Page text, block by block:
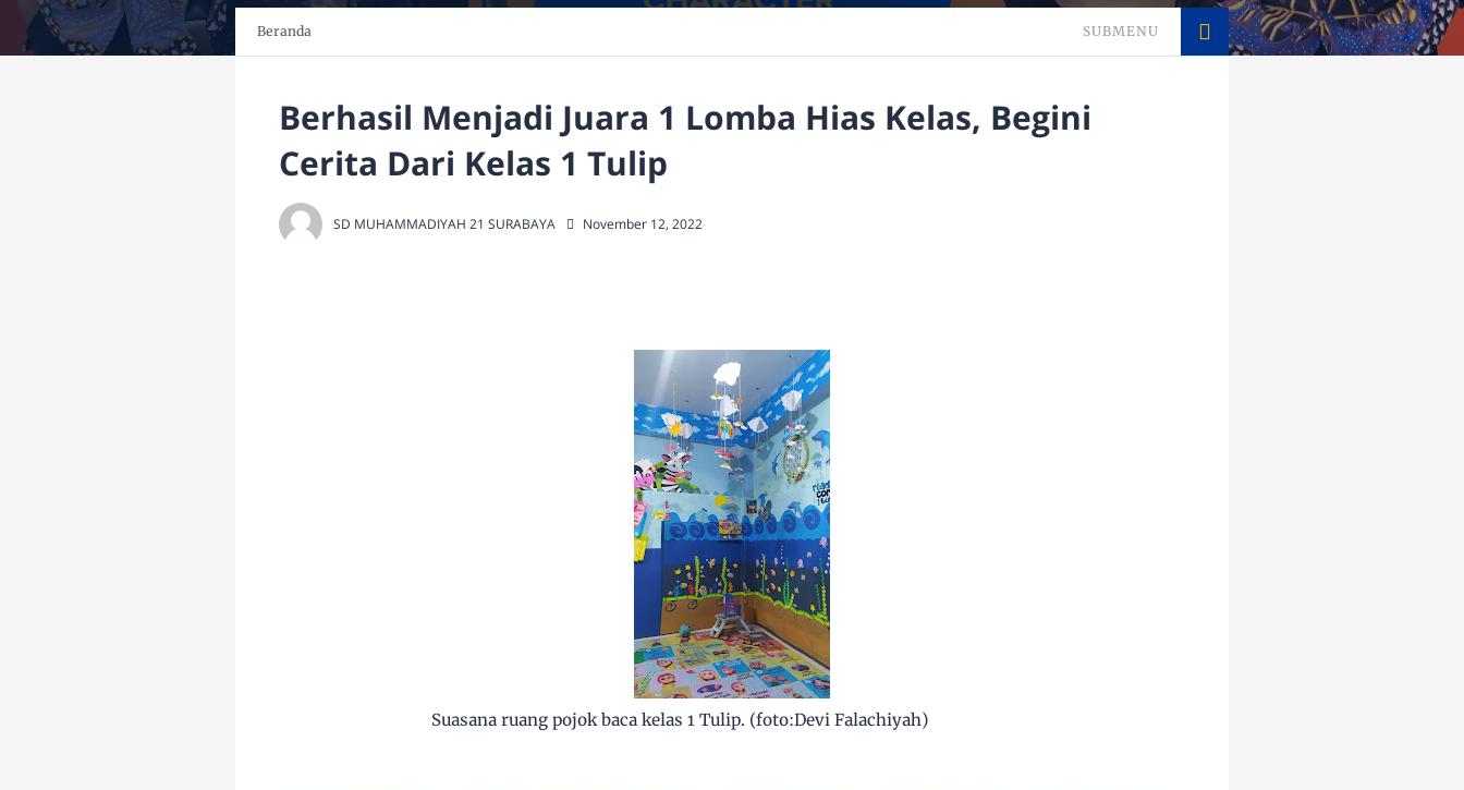
Beranda SUBMENU
Berhasil Menjadi Juara 1 Lomba Hias Kelas, Begini
Cerita Dari Kelas 1 Tulip
SD MUHAMMADIYAH 21 SURABAYA November 12, 2022
Suasana ruang pojok baca kelas 1 Tulip. (foto:Devi Falachiyah)